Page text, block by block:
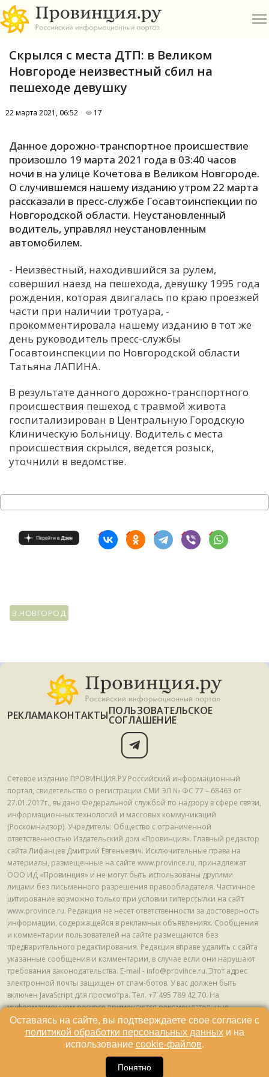
А
Б
В
Е
И
К
М
Н
П
С
Т
У
Х
Я
Скрылся с места ДТП: в Великом
Новгороде неизвестный сбил на
пешеходе девушку
22 марта 2021, 06:52 17
Данное дорожно-транспортное происшествие
произошло 19 марта 2021 года в 03:40 часов
ночи в на улице Кочетова в Великом Новгороде.
О случившемся нашему изданию утром 22 марта
рассказали в пресс-службе Госавтоинспекции по
Новгородской области. Неустановленный
водитель, управлял неустановленным
автомобилем.
- Неизвестный, находившийся за рулем,
совершил наезд на пешехода, девушку 1995 года
рождения, которая двигалась по краю проезжей
части при наличии тротуара, -
прокомментировала нашему изданию в тот же
день руководитель пресс-службы
Госавтоинспекции по Новгородской области
Татьяна ЛАПИНА.
В результате данного дорожно-транспортного
происшествия пешеход с травмой живота
госпитализирован в Центральную Городскую
Клиническую Больницу. Водитель с места
происшествия скрылся, ведется розыск,
уточнили в ведомстве.
В.НОВГОРОД
РЕКЛАМАКОНТАКТЫПОЛЬЗОВАТЕЛЬСКОЕ
СОГЛАШЕНИЕ
Сетевое издание ПРОВИНЦИЯ.РУ Российский информационный
портал, свидетельство о регистрации СМИ ЭЛ № ФС 77 – 68463 от
27.01.2017г., выдано Федеральной службой по надзору в сфере связи,
информационных технологий и массовых коммуникаций
(Роскомнадзор). Учредитель: Общество с ограниченной
ответственностью Издательский дом «Провинция». Главный редактор
сайта Лифанцев Дмитрий Евгеньевич. Исключительные права на
материалы, размещенные на сайте www.province.ru, принадлежат
ООО ИД «Провинция» и не могут быть использованы другими
лицами без письменного разрешения правообладателя. Частичное
цитирование возможно только при условии гиперссылки на сайт
www.province.ru. Редакция не несет ответственности за достоверность
информации, содержащейся в рекламных объявлениях. Сообщения
и комментарии пользователей на сайте размещаются без
предварительного редактирования. Редакция вправе удалить с сайта
указанные сообщения и комментарии, в случае если они нарушают
требования законодательства. E-mail - info@province.ru. Этот адрес
электронной почты защищен от спам-ботов. У вас должен быть
включен JavaScript для просмотра. Tел. +7 495 789 42 70. На
информационном ресурсе применяются рекомендательные
технологии (информационные технологии предоставления
информации на основе сбора, систематизации и анализа сведений,
относящихся к предпочтениям пользователей сети "Интернет",
находящихся на территории Российской Федерации) © ООО ИД
Оставаясь на сайте, вы подтверждаете свое согласие с
политикой обработки персональных данныхи на
использование cookie-файлов.
Понятно